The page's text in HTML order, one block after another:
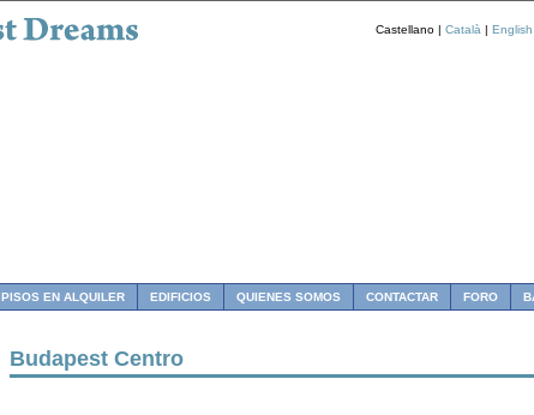
Castellano | Català | English
PISOS EN ALQUILER EDIFICIOS QUIENES SOMOS CONTACTAR FORO
Budapest Centro